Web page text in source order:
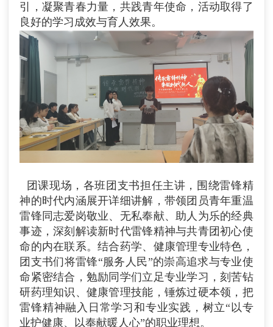
引，凝聚青春力量，共践青年使命，活动取得了
良好的学习成效与育人效果。
团课现场，各班团支书担任主讲，围绕雷锋精
神的时代内涵展开详细讲解，带领团员青年重温
雷锋同志爱岗敬业、无私奉献、助人为乐的经典
事迹，深刻解读新时代雷锋精神与共青团初心使
命的内在联系。结合药学、健康管理专业特色，
团支书们将雷锋“服务人民”的崇高追求与专业使
命紧密结合，勉励同学们立足专业学习，刻苦钻
研药理知识、健康管理技能，锤炼过硬本领，把
雷锋精神融入日常学习和专业实践，树立“以专
业护健康、以奉献暖人心”的职业理想。